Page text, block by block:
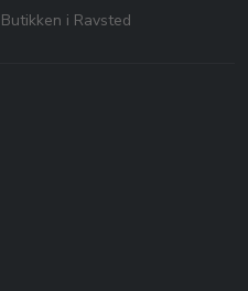
Butikken i Ravsted